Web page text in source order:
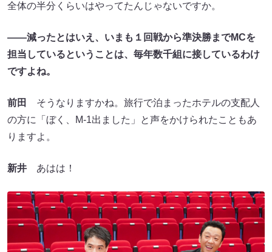
全体の半分くらいはやってたんじゃないですか。
――減ったとはいえ、いまも１回戦から準決勝までMCを
担当しているということは、毎年数千組に接しているわけ
ですよね。
前田
そうなりますかね。旅行で泊まったホテルの支配人
の方に「ぼく、M-1出ました」と声をかけられたこともあ
りますよ。
新井 あはは！